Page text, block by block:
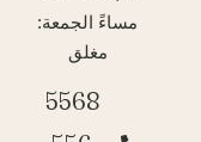
مساءً الجمعة:
مغلق
5568